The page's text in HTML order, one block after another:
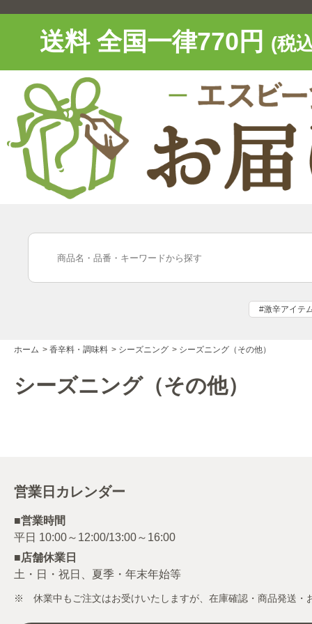
送料 全国一律770円 (税
#激辛アイテ
ホーム > 香辛料・調味料 > シーズニング > シーズニング（その他）
シーズニング（その他）
営業日カレンダー
■営業時間
■店舗休業日
土・日・祝日、夏季・年末年始等
※ 休業中もご注文はお受けいたしますが、在庫確認・商品発送・